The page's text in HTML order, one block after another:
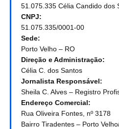
51.075.335 Célia Candido dos
CNPJ:
51.075.335/0001-00
Sede:
Porto Velho – RO
Direção e Administração:
Célia C. dos Santos
Jornalista Responsável:
Sheila C. Alves – Registro
Endereço Comercial:
Rua Oliveira Fontes, nº 3178
Bairro Tiradentes – Porto